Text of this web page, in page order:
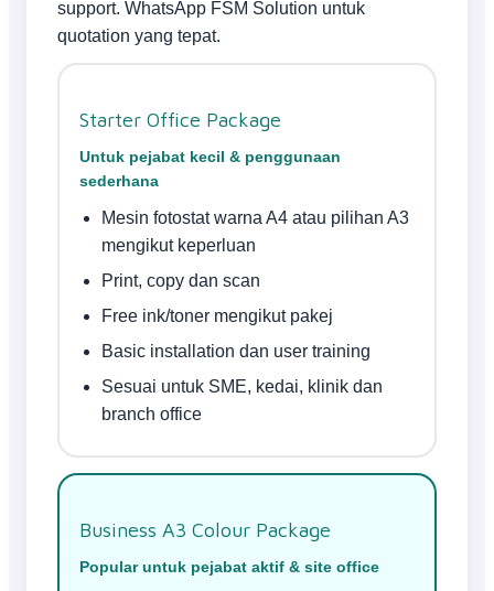
support. WhatsApp FSM Solution untuk
quotation yang tepat.
Starter Office Package
Untuk pejabat kecil & penggunaan
sederhana
Mesin fotostat warna A4 atau pilihan A3
mengikut keperluan
Print, copy dan scan
Free ink/toner mengikut pakej
Basic installation dan user training
Sesuai untuk SME, kedai, klinik dan
branch office
Business A3 Colour Package
Popular untuk pejabat aktif & site office